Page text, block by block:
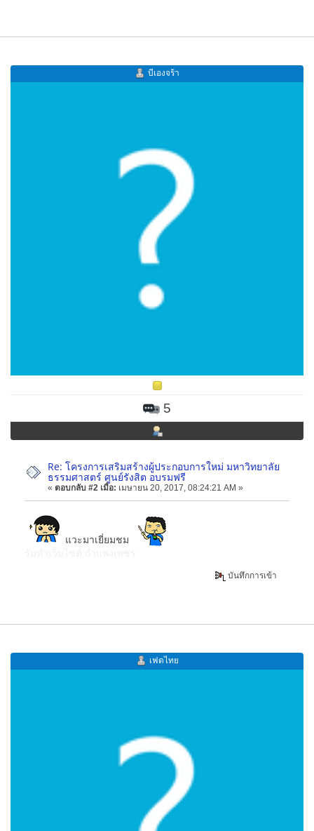
บีเองจร้า
5
Re: โครงการเสริมสร้างผู้ประกอบการใหม่ มหาวิทยาลัย
ธรรมศาสตร์ ศูนย์รังสิต อบรมฟรี
« ตอบกลับ #2 เมื่อ: เมษายน 20, 2017, 08:24:21 AM »
แวะมาเยี่ยมชม
บันทึกการเข้า
เฟดไทย